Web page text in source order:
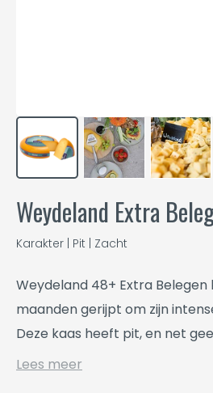
Weydeland Extra
Karakter | Pit | Zacht
Weydeland 48+ Extra Belegen
maanden gerijpt om zijn
Deze kaas heeft pit, en net
Lees meer